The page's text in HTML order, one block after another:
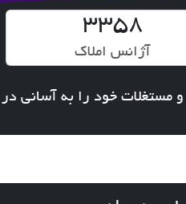
3358
آژانس املاک
و مستغلات خود را به آسانی در